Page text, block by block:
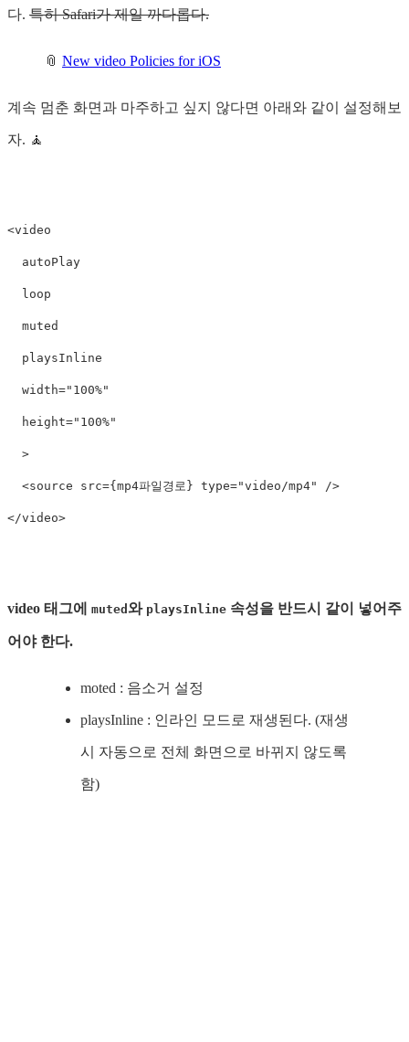
다. 특히 Safari가 제일 까다롭다.
📎 New video Policies for iOS
계속 멈춘 화면과 마주하고 싶지 않다면 아래와 같이 설정해보
자. 🧘
<video
autoPlay
loop
muted
playsInline
width=" 100%"
height=" 100%"
>
<source src={mp4파일경로 } type="video/mp4" />
</video>
video 태그에 muted 와 playsInline 속성을 반드시 같이 넣어주
어야 한다.
moted : 음소거 설정
playsInline : 인라인 모드로 재생된다. (재생
시 자동으로 전체 화면으로 바뀌지 않도록
함)